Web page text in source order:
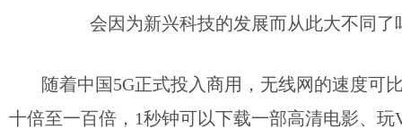
会因为新兴科技的发展而从此大不同
随着中国5G正式投入商用，无线网的速度可
十倍至一百倍，1秒钟可以下载一部高清电影、